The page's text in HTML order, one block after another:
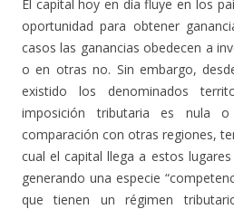
El capital hoy en día fluye en los
oportunidad para obtener
casos las ganancias obedecen a
o en otras no. Sin embargo,
existido los denominados
imposición tributaria es nula
comparación con otras regiones,
cual el capital llega a estos
generando una especie
que tienen un régimen